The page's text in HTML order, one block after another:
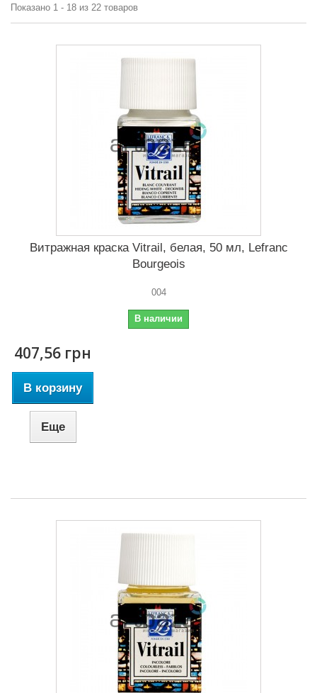
Показано 1 - 18 из 22 товаров
Витражная краска Vitrail, белая, 50 мл, Lefranc
Bourgeois
004
В наличии
407,56 грн
В корзину
Еще